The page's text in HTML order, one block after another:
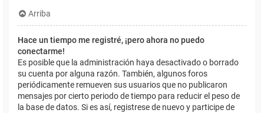
Arriba
Hace un tiempo me registré, ¡pero ahora no puedo
conectarme!
Es posible que la administración haya desactivado o borrado
su cuenta por alguna razón. También, algunos foros
periódicamente remueven sus usuarios que no publicaron
mensajes por cierto periodo de tiempo para reducir el peso de
la base de datos. Si es así, registrese de nuevo y participe de